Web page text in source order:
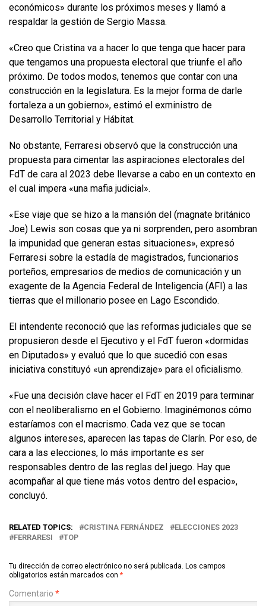
económicos» durante los próximos meses y llamó a
respaldar la gestión de Sergio Massa.
«Creo que Cristina va a hacer lo que tenga que hacer para
que tengamos una propuesta electoral que triunfe el año
próximo. De todos modos, tenemos que contar con una
construcción en la legislatura. Es la mejor forma de darle
fortaleza a un gobierno», estimó el exministro de
Desarrollo Territorial y Hábitat.
No obstante, Ferraresi observó que la construcción una
propuesta para cimentar las aspiraciones electorales del
FdT de cara al 2023 debe llevarse a cabo en un contexto en
el cual impera «una mafia judicial».
«Ese viaje que se hizo a la mansión del (magnate británico
Joe) Lewis son cosas que ya ni sorprenden, pero asombran
la impunidad que generan estas situaciones», expresó
Ferraresi sobre la estadía de magistrados, funcionarios
porteños, empresarios de medios de comunicación y un
exagente de la Agencia Federal de Inteligencia (AFI) a las
tierras que el millonario posee en Lago Escondido.
El intendente reconoció que las reformas judiciales que se
propusieron desde el Ejecutivo y el FdT fueron «dormidas
en Diputados» y evaluó que lo que sucedió con esas
iniciativa constituyó «un aprendizaje» para el oficialismo.
«Fue una decisión clave hacer el FdT en 2019 para terminar
con el neoliberalismo en el Gobierno. Imaginémonos cómo
estaríamos con el macrismo. Cada vez que se tocan
algunos intereses, aparecen las tapas de Clarín. Por eso, de
cara a las elecciones, lo más importante es ser
responsables dentro de las reglas del juego. Hay que
acompañar al que tiene más votos dentro del espacio»,
concluyó.
RELATED TOPICS: CRISTINA FERNÁNDEZ
ELECCIONES 2023
FERRARESI
TOP
Tu dirección de correo electrónico no será publicada. Los campos
obligatorios están marcados con *
Comentario *